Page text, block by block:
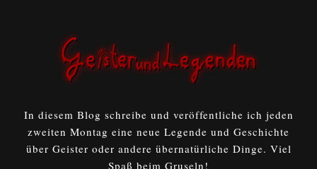
In diesem Blog schreibe und veröffentliche ich jeden
zweiten Montag eine neue Legende und Geschichte
über Geister oder andere übernatürliche Dinge. Viel
Spaß beim Gruseln!